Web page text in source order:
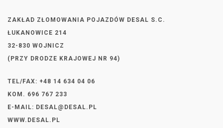
ZAKŁAD ZŁOMOWANIA POJAZDÓW DESAL S.C.
ŁUKANOWICE 214
32-830 WOJNICZ
(PRZY DRODZE KRAJOWEJ NR 94)
TEL/FAX: +48 14 634 04 06
KOM. 696 767 233
E-MAIL: DESAL@DESAL.PL
WWW.DESAL.PL